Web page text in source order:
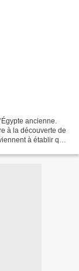
ancienne.
à la découverte de
à établir qu'il